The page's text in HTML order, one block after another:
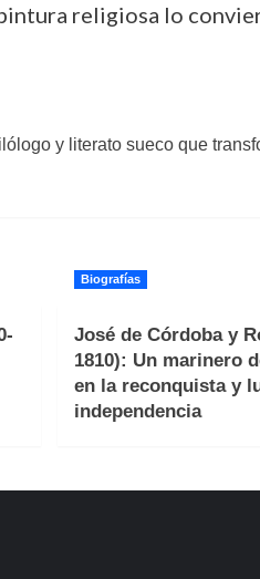
religiosa lo
y literato sueco que
Biografías
José de Córdoba y
1810): Un marinero
en la reconquista y
independencia